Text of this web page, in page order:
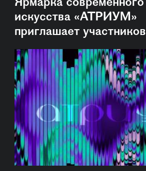
Ярмарка современного
искусства «АТРИУМ»
приглашает участников